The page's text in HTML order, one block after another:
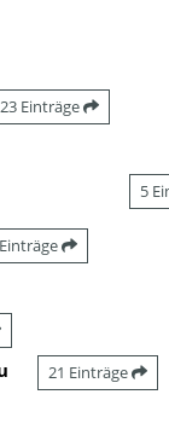
23 Einträge
5
21 Einträge